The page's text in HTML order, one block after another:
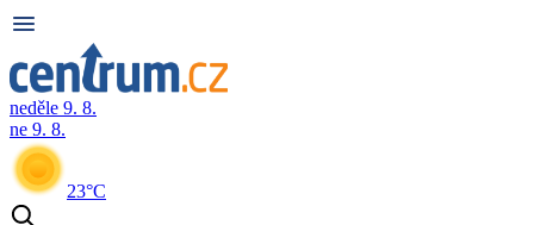
neděle 9. 8.
ne 9. 8.
23°C